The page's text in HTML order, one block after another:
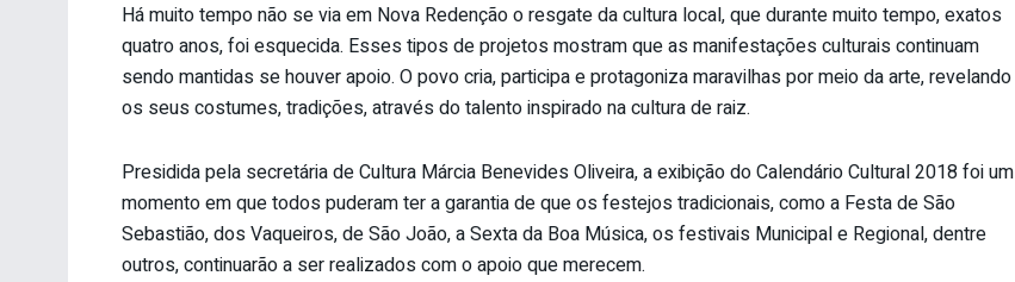
Há muito tempo não se via em Nova Redenção o resgate da cultura local, que durante muito tempo, exatos
quatro anos, foi esquecida. Esses tipos de projetos mostram que as manifestações culturais continuam
sendo mantidas se houver apoio. O povo cria, participa e protagoniza maravilhas por meio da arte, revelando
os seus costumes, tradições, através do talento inspirado na cultura de raiz.
Presidida pela secretária de Cultura Márcia Benevides Oliveira, a exibição do Calendário Cultural 2018 foi um
momento em que todos puderam ter a garantia de que os festejos tradicionais, como a Festa de São
Sebastião, dos Vaqueiros, de São João, a Sexta da Boa Música, os festivais Municipal e Regional, dentre
outros, continuarão a ser realizados com o apoio que merecem.